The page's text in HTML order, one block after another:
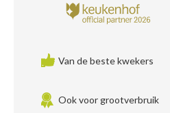
Van de beste kwekers
Ook voor grootverbruik